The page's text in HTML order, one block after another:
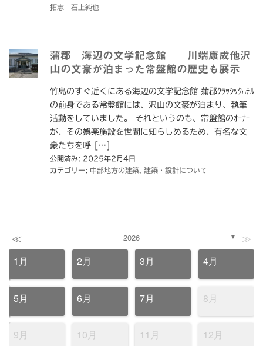
拓志 石上純也
蒲郡 海辺の文学記念館 川端康成他沢
山の文豪が泊まった常盤館の歴史も展示
竹島のすぐ近くにある海辺の文学記念館 蒲郡ｸﾗｯｼｯｸﾎﾃﾙ
の前身である常盤館には、沢山の文豪が泊まり、執筆
活動をしていました。 それというのも、常盤館のｵｰﾅｰ
が、その娯楽施設を世間に知らしめるため、有名な文
豪たちを呼 […]
公開済み: 2025年2月4日
カテゴリー: 中部地方の建築 建築・設計について
≪ 2026 ▼ ≫
1月 2月 3月 4月
5月 6月 7月 8月
9月 10月 11月 12月